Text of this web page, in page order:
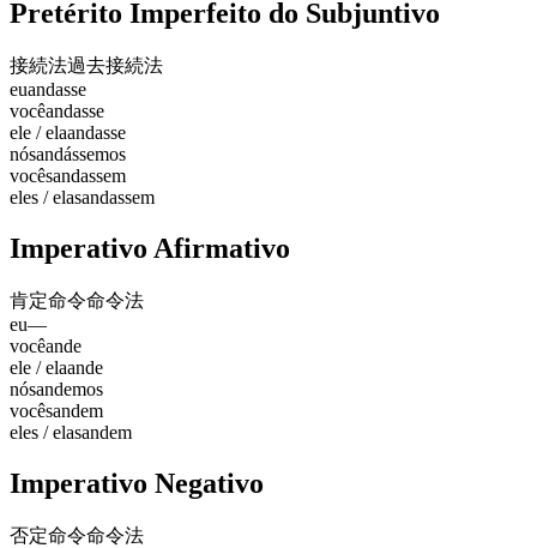
Pretérito Imperfeito do Subjuntivo
接続法過去接続法
euandasse
vocêandasse
ele / elaandasse
nósandássemos
vocêsandassem
eles / elasandassem
Imperativo Afirmativo
肯定命令命令法
eu—
vocêande
ele / elaande
nósandemos
vocêsandem
eles / elasandem
Imperativo Negativo
否定命令命令法